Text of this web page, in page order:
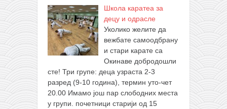
Школа каратеа за
децу и одрасле
Уколико желите да
вежбате самоодбрану
и стари карате са
Окинаве добродошли
сте! Три групе: деца узраста 2-3
разред (9-10 година), термин уто-чет
20.00 Имамо још пар слободних места
у групи. почетници старији од 15